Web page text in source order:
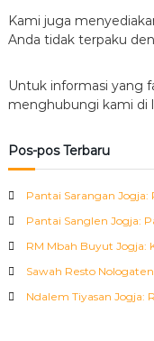
Kami juga
Anda tidak terpaku
Untuk informasi yang
menghubungi kami di
Pos-pos Terbaru
Pantai Sarangan
Pantai Sanglen Jogja:
RM Mbah Buyut Jogja:
Sawah Resto
Ndalem Tiyasan Jogja: